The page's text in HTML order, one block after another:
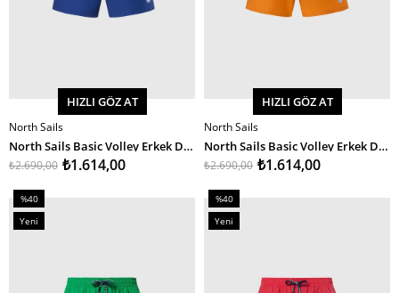
SEPETE EKLE
HIZLI GÖZ AT
North Sails
North Sails Basic Volley Erkek Deniz Şortu 36Cm
₺1.614,00
₺2.690,00
SEPETE EKLE
HIZLI GÖZ AT
North Sails
North Sails Basic Volley Erkek Deniz Şortu 36Cm
₺1.614,00
₺2.690,00
%40
İndirim
%40İndirim
Yeni
%40
İndirim
%40İndirim
Yeni